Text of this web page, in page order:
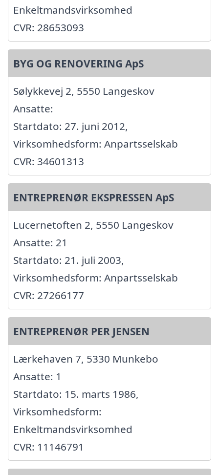
Enkeltmandsvirksomhed
CVR: 28653093
BYG OG RENOVERING ApS
Sølykkevej 2, 5550 Langeskov
Ansatte:
Startdato: 27. juni 2012,
Virksomhedsform: Anpartsselskab
CVR: 34601313
ENTREPRENØR EKSPRESSEN ApS
Lucernetoften 2, 5550 Langeskov
Ansatte: 21
Startdato: 21. juli 2003,
Virksomhedsform: Anpartsselskab
CVR: 27266177
ENTREPRENØR PER JENSEN
Lærkehaven 7, 5330 Munkebo
Ansatte: 1
Startdato: 15. marts 1986,
Virksomhedsform:
Enkeltmandsvirksomhed
CVR: 11146791